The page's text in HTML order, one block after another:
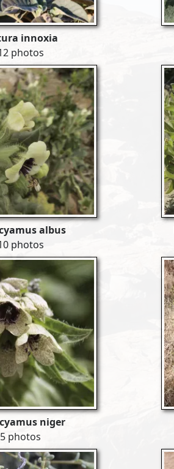
innoxia
photos
albus
photos
niger
5 photos